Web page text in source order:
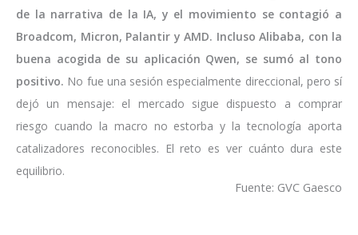
de la narrativa de la IA, y el movimiento se contagió a
Broadcom, Micron, Palantir y AMD. Incluso Alibaba, con la
buena acogida de su aplicación Qwen, se sumó al tono
positivo. No fue una sesión especialmente direccional, pero sí
dejó un mensaje: el mercado sigue dispuesto a comprar
riesgo cuando la macro no estorba y la tecnología aporta
catalizadores reconocibles. El reto es ver cuánto dura este
equilibrio.
Fuente: GVC Gaesco